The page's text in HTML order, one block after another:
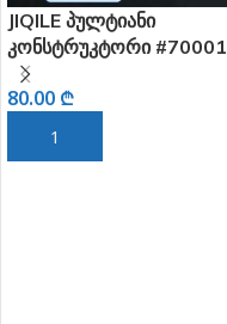
JIQILE პულტიანი
კონსტრუკტორი #70001
386ც
80.00 ₾
ᲙᲐᲚᲐᲗᲐᲨᲘ ᲓᲐᲛᲐᲢᲔᲑᲐ